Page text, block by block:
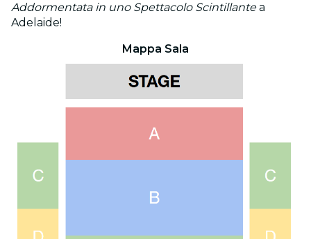
Addormentata in uno Spettacolo Scintillantea
Adelaide!
Mappa Sala